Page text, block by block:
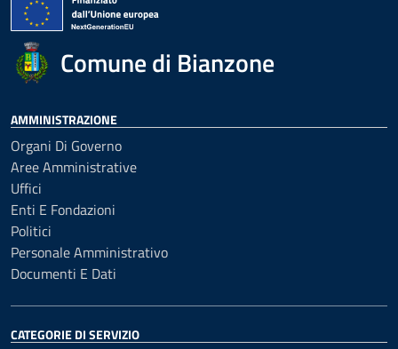
Comune di Bianzone
AMMINISTRAZIONE
Organi Di Governo
Aree Amministrative
Uffici
Enti E Fondazioni
Politici
Personale Amministrativo
Documenti E Dati
CATEGORIE DI SERVIZIO